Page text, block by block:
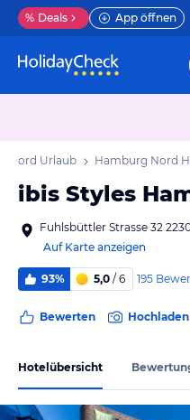
% Deals App öffnen
Nord Urlaub Hamburg Nord
ibis Styles
Fuhlsbüttler Strasse 32
Auf Karte anzeigen
93% 5,0 / 6 195
Bewerten Hochladen
Hotelübersicht